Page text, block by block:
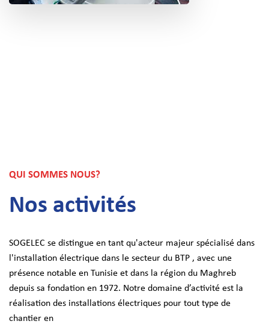
QUI SOMMES NOUS?
Nos activités
SOGELEC se distingue en tant qu'acteur majeur spécialisé dans
l'installation électrique dans le secteur du BTP , avec une
présence notable en Tunisie et dans la région du Maghreb
depuis sa fondation en 1972. Notre domaine d’activité est la
réalisation des installations électriques pour tout type de
chantier en